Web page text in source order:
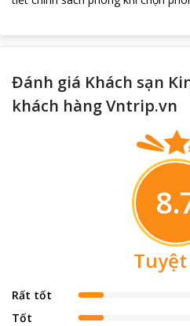
Đánh giá Khách sạn
khách hàng Vntrip.vn
Rất tốt
Tốt